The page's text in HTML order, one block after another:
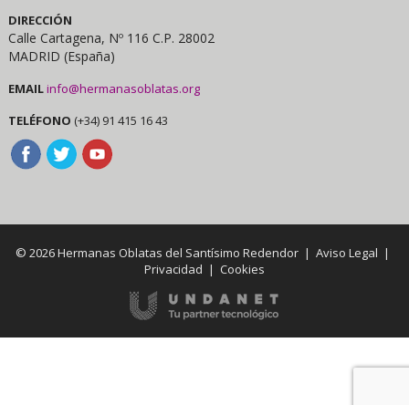
DIRECCIÓN
Calle Cartagena, Nº 116 C.P. 28002
MADRID (España)
EMAILinfo@hermanasoblatas.org
TELÉFONO (+34) 91 415 16 43
© 2026 Hermanas Oblatas del Santísimo Redendor |Aviso Legal |
Privacidad | Cookies